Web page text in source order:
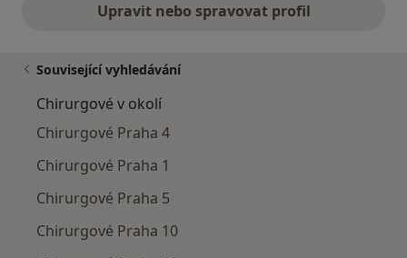
Upravit nebo spravovat profil
Související vyhledávání
Chirurgové v okolí
Chirurgové Praha 4
Chirurgové Praha 1
Chirurgové Praha 5
Chirurgové Praha 10